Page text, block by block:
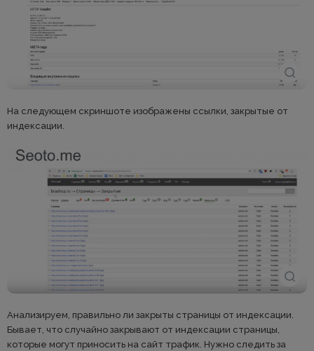
На следующем скриншоте изображены ссылки, закрытые от
индексации.
Анализируем, правильно ли закрыты страницы от индексации.
Бывает, что случайно закрывают от индексации страницы,
которые могут приносить на сайт трафик. Нужно следить за